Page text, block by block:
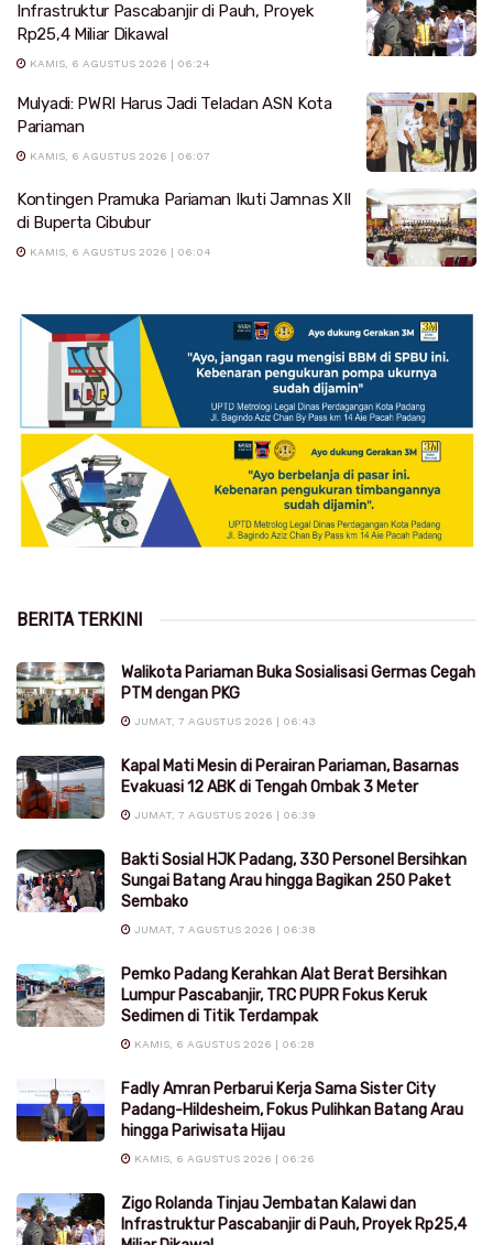
Infrastruktur Pascabanjir di Pauh, Proyek
Rp25,4 Miliar Dikawal
KAMIS, 6 AGUSTUS 2026 | 06:24
Mulyadi: PWRI Harus Jadi Teladan ASN Kota
Pariaman
KAMIS, 6 AGUSTUS 2026 | 06:07
Kontingen Pramuka Pariaman Ikuti Jamnas XII
di Buperta Cibubur
KAMIS, 6 AGUSTUS 2026 | 06:04
BERITA TERKINI
Walikota Pariaman Buka Sosialisasi Germas Cegah
PTM dengan PKG
JUMAT, 7 AGUSTUS 2026 | 06:43
Kapal Mati Mesin di Perairan Pariaman, Basarnas
Evakuasi 12 ABK di Tengah Ombak 3 Meter
JUMAT, 7 AGUSTUS 2026 | 06:39
Bakti Sosial HJK Padang, 330 Personel Bersihkan
Sungai Batang Arau hingga Bagikan 250 Paket
Sembako
JUMAT, 7 AGUSTUS 2026 | 06:38
Pemko Padang Kerahkan Alat Berat Bersihkan
Lumpur Pascabanjir, TRC PUPR Fokus Keruk
Sedimen di Titik Terdampak
KAMIS, 6 AGUSTUS 2026 | 06:28
Fadly Amran Perbarui Kerja Sama Sister City
Padang-Hildesheim, Fokus Pulihkan Batang Arau
hingga Pariwisata Hijau
KAMIS, 6 AGUSTUS 2026 | 06:26
Zigo Rolanda Tinjau Jembatan Kalawi dan
Infrastruktur Pascabanjir di Pauh, Proyek Rp25,4